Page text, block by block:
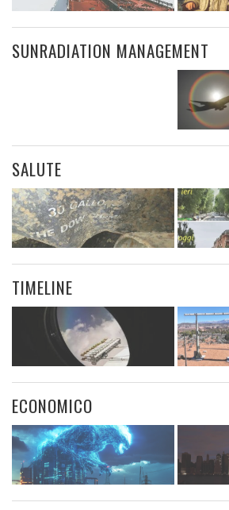
SUNRADIATION MANAGEMENT
SALUTE
TIMELINE
ECONOMICO